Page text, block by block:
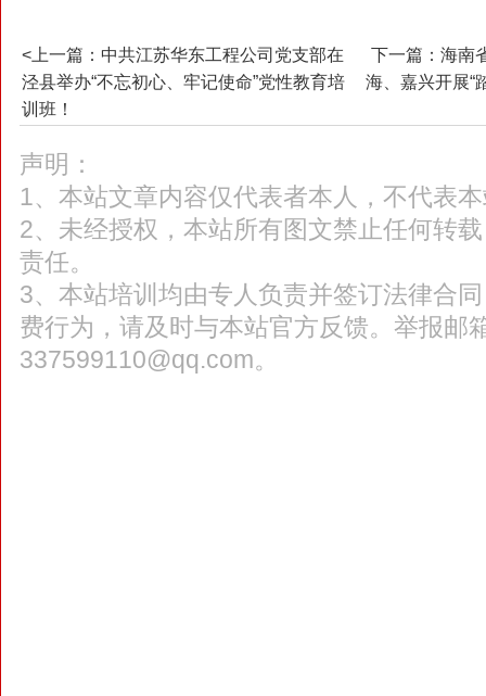
<上一篇：中共江苏华东工程公司党支部在
泾县举办“不忘初心、牢记使命”党性教育培
训班！
下一篇：海南
海、嘉兴开展“
声明：
1、本站文章内容仅代表者本人，不代表
2、未经授权，本站所有图文禁止任何转
责任。
3、本站培训均由专人负责并签订法律合
费行为，请及时与本站官方反馈。举报邮
337599110@qq.com。